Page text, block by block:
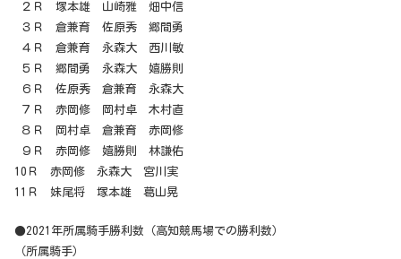
２Ｒ 塚本雄 山崎雅 畑中信
３Ｒ 倉兼育 佐原秀 郷間勇
４Ｒ 倉兼育 永森大 西川敏
５Ｒ 郷間勇 永森大 嬉勝則
６Ｒ 佐原秀 倉兼育 永森大
７Ｒ 赤岡修 岡村卓 木村直
８Ｒ 岡村卓 倉兼育 赤岡修
９Ｒ 赤岡修 嬉勝則 林謙佑
10Ｒ 赤岡修 永森大 宮川実
11Ｒ 妹尾将 塚本雄 葛山晃
●2021年所属騎手勝利数（高知競馬場での勝利数）
（所属騎手）